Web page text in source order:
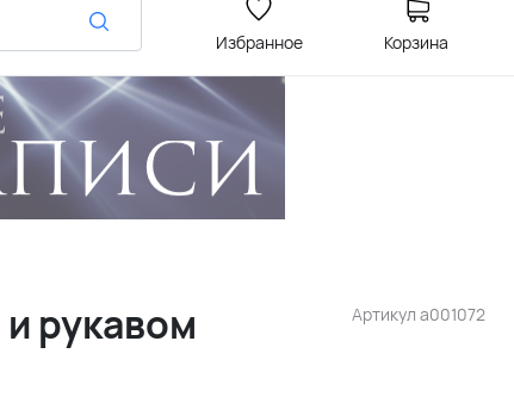
Избранное Корзина
Артикул a001072
рукавом